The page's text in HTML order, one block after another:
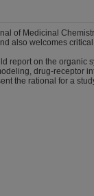
of Medicinal
also welcomes
report on the organic
drug-receptor
the rational for a